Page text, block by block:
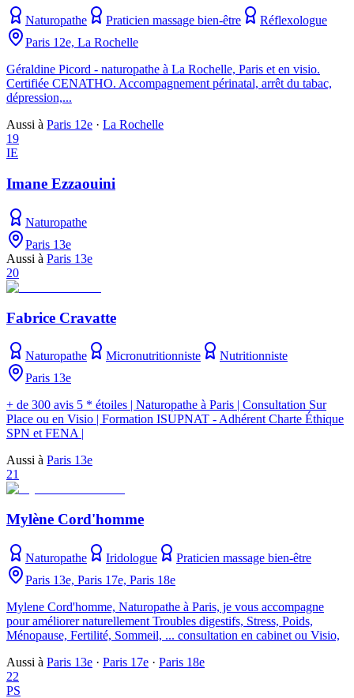
Naturopathe Praticien massage bien-être
Réflexologue
Paris 12e, La Rochelle
Géraldine Picord - naturopathe à La Rochelle, Paris et en visio.
Certifiée CENATHO. Accompagnement périnatal, arrêt du tabac,
dépression,...
Aussi à Paris 12e · La Rochelle
19
IE
Imane Ezzaouini
Naturopathe
Paris 13e
Aussi à Paris 13e
20
Fabrice Cravatte
Naturopathe Micronutritionniste
Nutritionniste
Paris 13e
+ de 300 avis 5 * étoiles | Naturopathe à Paris | Consultation Sur
Place ou en Visio | Formation ISUPNAT - Adhérent Charte Éthique
SPN et FENA |
Aussi à Paris 13e
21
Mylène Cord'homme
Naturopathe Iridologue
Praticien massage bien-être
Paris 13e, Paris 17e, Paris 18e
Mylene Cord'homme, Naturopathe à Paris, je vous accompagne
pour améliorer naturellement Troubles digestifs, Stress, Poids,
Ménopause, Fertilité, Sommeil, ... consultation en cabinet ou Visio,
Aussi à Paris 13e · Paris 17e · Paris 18e
22
PS